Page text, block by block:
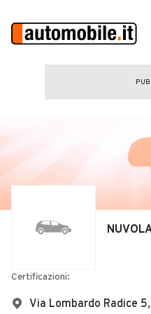
CERCA
Noleggio a lungo
Auto d'epoca
Certificazioni:
Via Lombardo Radice